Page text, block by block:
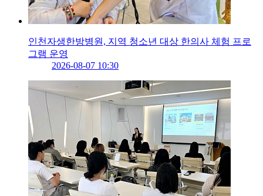
인천자생한방병원, 지역 청소년 대상 한의사 체험 프로
그램 운영
2026-08-07 10:30